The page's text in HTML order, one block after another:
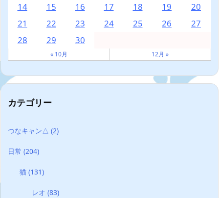
14
15 16 17 18 19
20
21
22 23 24 25 26
27
28
29 30
« 10月 12月 »
カテゴリー
つなキャン△ (2)
日常 (204)
猫(131)
レオ (83)